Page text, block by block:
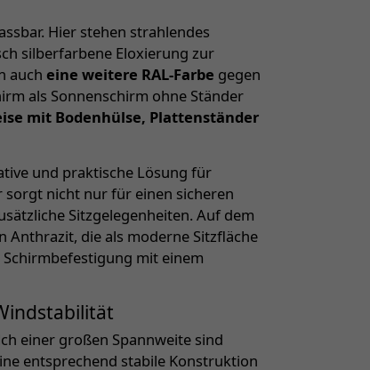
Hier stehen strahlendes
silberfarbene Eloxierung zur
auch eine weitere RAL-Farbe gegen
als Sonnenschirm ohne Ständer
mit Bodenhülse, Plattenständer
und praktische Lösung für
sorgt nicht nur für einen sicheren
Sitzgelegenheiten. Auf dem
Anthrazit, die als moderne Sitzfläche
mit einem
einer großen Spannweite sind
entsprechend stabile Konstruktion